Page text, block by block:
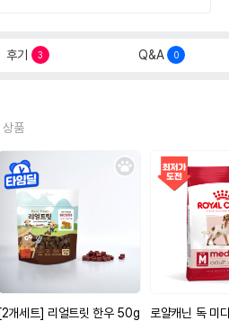
후기 3 Q&A 0
상품
[2개세트] 리얼트릿 한우 50g
로얄캐닌 독 미